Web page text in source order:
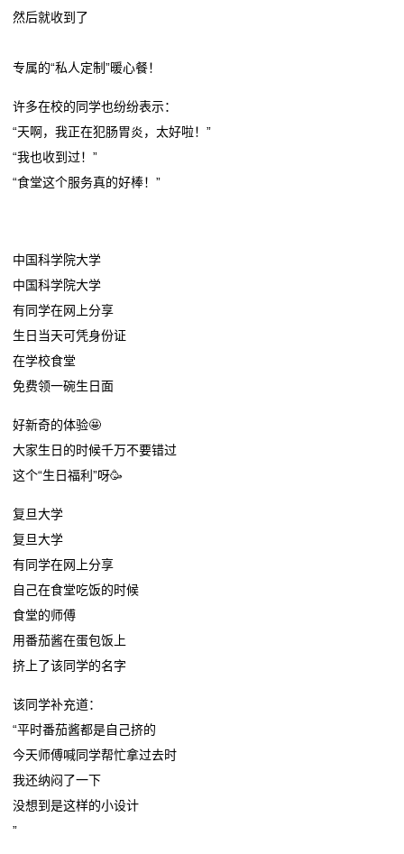
然后就收到了
专属的“私人定制”暖心餐！
许多在校的同学也纷纷表示：
“天啊，我正在犯肠胃炎，太好啦！”
“我也收到过！”
“食堂这个服务真的好棒！”
中国科学院大学
中国科学院大学
有同学在网上分享
生日当天可凭身份证
在学校食堂
免费领一碗生日面
好新奇的体验🤩
大家生日的时候千万不要错过
这个“生日福利”呀🥳
复旦大学
复旦大学
有同学在网上分享
自己在食堂吃饭的时候
食堂的师傅
用番茄酱在蛋包饭上
挤上了该同学的名字
该同学补充道：
“平时番茄酱都是自己挤的
今天师傅喊同学帮忙拿过去时
我还纳闷了一下
没想到是这样的小设计
”